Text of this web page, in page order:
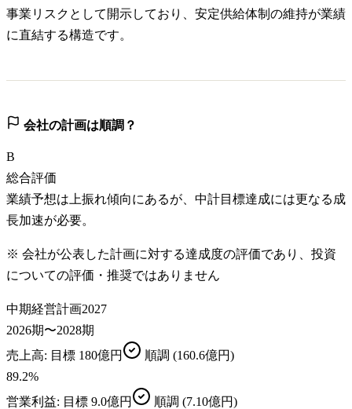
事業リスクとして開示しており、安定供給体制の維持が業績
に直結する構造です。
会社の計画は順調？
B
総合評価
業績予想は上振れ傾向にあるが、中計目標達成には更なる成
長加速が必要。
※ 会社が公表した計画に対する達成度の評価であり、投資
についての評価・推奨ではありません
中期経営計画2027
2026期〜2028期
売上高: 目標 180億円 順調 (160.6億円)
89.2%
営業利益: 目標 9.0億円 順調 (7.10億円)